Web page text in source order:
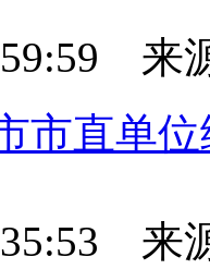
来
市直单
来